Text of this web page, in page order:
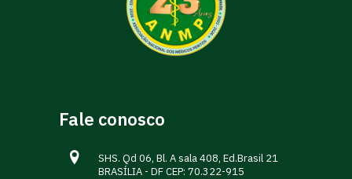
Fale conosco
SHS. Qd 06, Bl. A sala 408, Ed.Brasil 21
BRASÍLIA - DF CEP: 70.322-915